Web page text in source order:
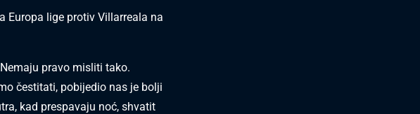
Europa lige protiv Villarreala na
pravo misliti tako.
čestitati, pobijedio nas je bolji
kad prespavaju noć, shvatit